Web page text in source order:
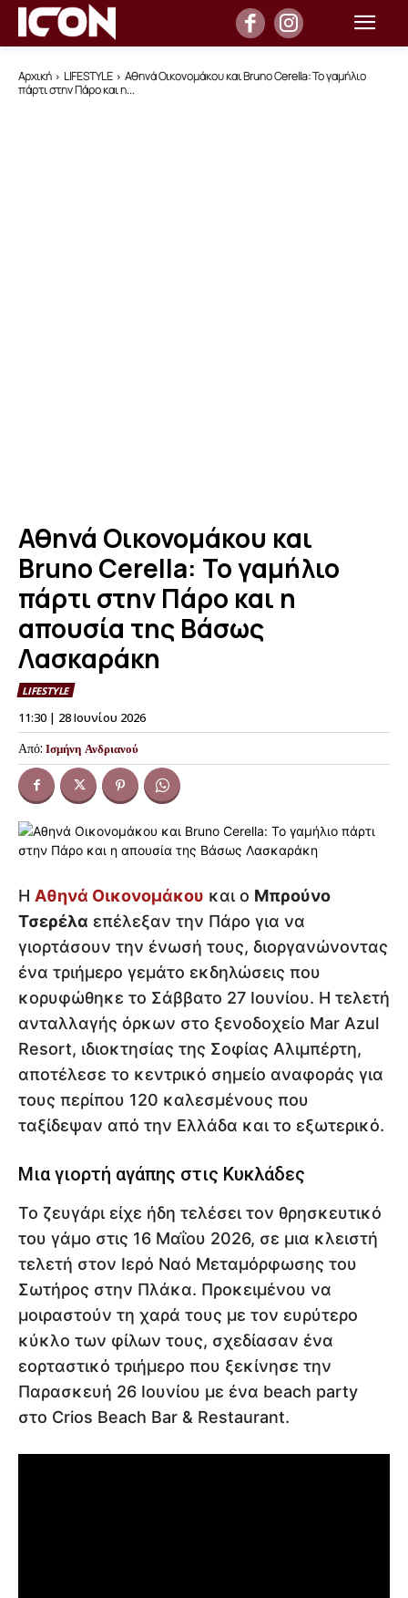
Αρχική LIFESTYLE
Αθηνά Οικονομάκου και Bruno Cerella: Το γαμήλιο
πάρτι στην Πάρο και η...
Αθηνά Οικονομάκου και
Bruno Cerella: Το γαμήλιο
πάρτι στην Πάρο και η
απουσία της Βάσως
Λασκαράκη
LIFESTYLE
11:30 | 28 Ιουνίου 2026
Από: Ισμήνη Ανδριανού
Η Αθηνά Οικονομάκου και ο Μπρούνο
Τσερέλα επέλεξαν την Πάρο για να
γιορτάσουν την ένωσή τους, διοργανώνοντας
ένα τριήμερο γεμάτο εκδηλώσεις που
κορυφώθηκε το Σάββατο 27 Ιουνίου. Η τελετή
ανταλλαγής όρκων στο ξενοδοχείο Mar Azul
Resort, ιδιοκτησίας της Σοφίας Αλιμπέρτη,
αποτέλεσε το κεντρικό σημείο αναφοράς για
τους περίπου 120 καλεσμένους που
ταξίδεψαν από την Ελλάδα και το εξωτερικό.
Μια γιορτή αγάπης στις Κυκλάδες
Το ζευγάρι είχε ήδη τελέσει τον θρησκευτικό
του γάμο στις 16 Μαΐου 2026, σε μια κλειστή
τελετή στον Ιερό Ναό Μεταμόρφωσης του
Σωτήρος στην Πλάκα. Προκειμένου να
μοιραστούν τη χαρά τους με τον ευρύτερο
κύκλο των φίλων τους, σχεδίασαν ένα
εορταστικό τριήμερο που ξεκίνησε την
Παρασκευή 26 Ιουνίου με ένα beach party
στο Crios Beach Bar & Restaurant.